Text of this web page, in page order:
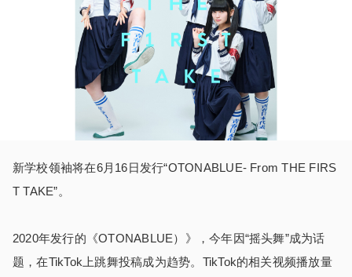
新学校领袖将在6月16日发行“OTONABLUE- From THE FIRS
T TAKE”。
2020年发行的《OTONABLUE）》，今年因“摇头舞”成为话
题，在TikTok上跳舞投稿成为趋势。TikTok的相关视频播放量